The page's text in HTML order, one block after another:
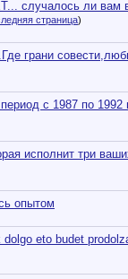
ли вам
страница)
грани
с 1987 по
исполнит три
опытом
eto budet